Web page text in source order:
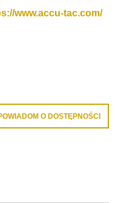
www.accu-tac.com/
O DOSTĘPNOŚCI